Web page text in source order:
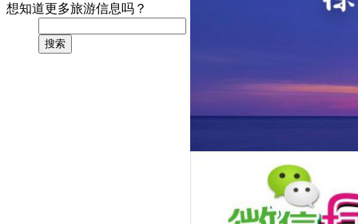
想知道更多旅游信息吗？
搜索